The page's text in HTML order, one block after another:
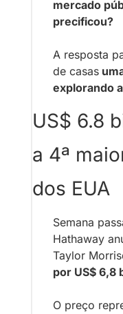
mercado
precificou?
A resposta
de casas
explorando
US$ 6.8
a 4ª
dos EUA
Semana
Hathaway
por US$ 6,8